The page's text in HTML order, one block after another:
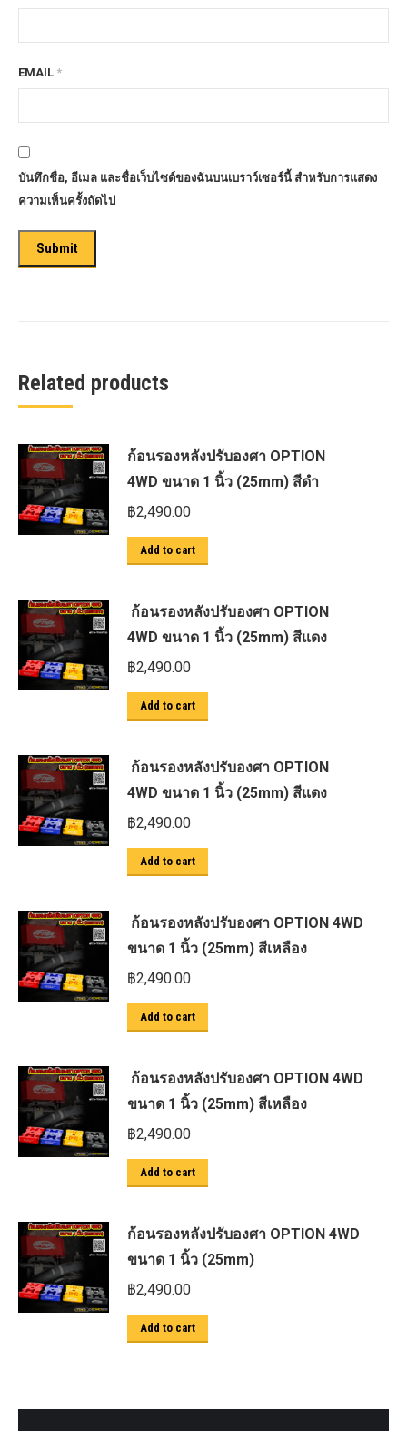
EMAIL *
บันทึกชื่อ, อีเมล และชื่อเว็บไซต์ของฉันบนเบราว์เซอร์นี้ สำหรับการแสดง
ความเห็นครั้งถัดไป
Related products
ก้อนรองหลังปรับองศา OPTION
4WD ขนาด 1 นิ้ว (25mm) สีดำ
฿2,490.00
Add to cart
ก้อนรองหลังปรับองศา OPTION
4WD ขนาด 1 นิ้ว (25mm) สีแดง
฿2,490.00
Add to cart
ก้อนรองหลังปรับองศา OPTION
4WD ขนาด 1 นิ้ว (25mm) สีแดง
฿2,490.00
Add to cart
ก้อนรองหลังปรับองศา OPTION 4WD
ขนาด 1 นิ้ว (25mm) สีเหลือง
฿2,490.00
Add to cart
ก้อนรองหลังปรับองศา OPTION 4WD
ขนาด 1 นิ้ว (25mm) สีเหลือง
฿2,490.00
Add to cart
ก้อนรองหลังปรับองศา OPTION 4WD
ขนาด 1 นิ้ว (25mm)
฿2,490.00
Add to cart